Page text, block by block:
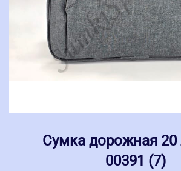
Сумка дорожная 20
00391 (7)